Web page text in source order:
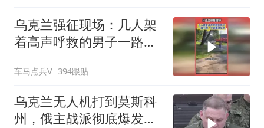
乌克兰强征现场：几人架
着高声呼救的男子一路小
车马点兵V 394跟贴
乌克兰无人机打到莫斯科
州，俄主战派彻底爆发：